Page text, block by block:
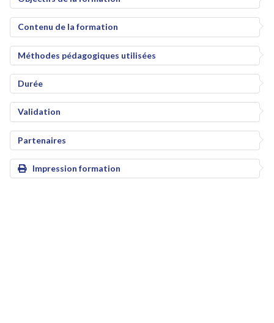
Contenu de la formation
Méthodes pédagogiques utilisées
Durée
Validation
Partenaires
Impression formation